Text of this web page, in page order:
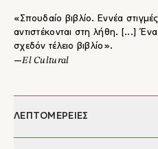
«Σπουδαίο βιβλίο. Εννέα
αντιστέκονται στη λήθη. [...]
σχεδόν τέλειο βιβλίο».
―El Cultural
ΛΕΠΤΟΜΕΡΕΙΕΣ